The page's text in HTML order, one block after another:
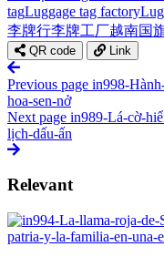
tagLuggage tag factory
李牌行李牌工厂越南国
QR code Link
Previous page in998-
hoa-sen-nở
Next page in989-Lá-cờ-
lịch-dấu-ấn
Relevant